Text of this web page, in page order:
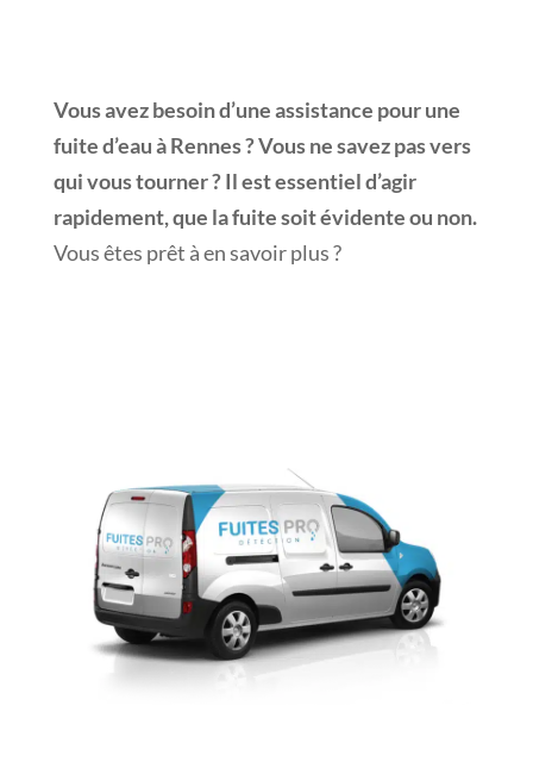
Vous avez besoin d’une assistance pour une
fuite d’eau à Rennes ? Vous ne savez pas vers
qui vous tourner ? Il est essentiel d’agir
rapidement, que la fuite soit évidente ou non.
Vous êtes prêt à en savoir plus ?